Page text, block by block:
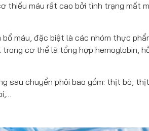
thiếu máu rất cao bởi tình trạng mất
máu, đặc biệt là các nhóm thực
cơ thể là tổng hợp hemoglobin,
sau chuyển phôi bao gồm: thịt bò,